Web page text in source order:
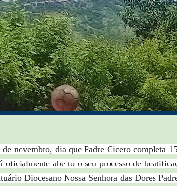
novembro, dia que Padre Cicero completa
oficialmente aberto o seu processo de
Diocesano Nossa Senhora das Dores